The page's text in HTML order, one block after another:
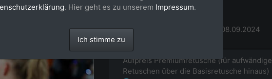
Datei: MTH_240908_67376.jpg
Paralympic Games, Paris 28.08.-08.09.2024
Aufpreis Premiumretusche (für aufwändige
Retuschen über die Basisretusche hinaus)
. Hier geht es zu unserem Impressum.
Ich stimme zu